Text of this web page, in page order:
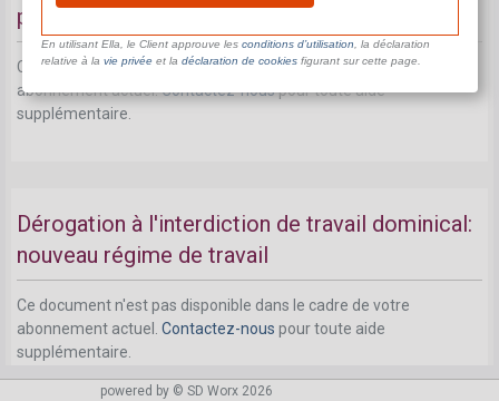
pour les domestiques
Ce document n'est pas disponible dans le cadre de votre
abonnement actuel.Contactez-nouspour toute aide
supplémentaire.
Dérogation à l'interdiction de travail dominical:
nouveau régime de travail
Ce document n'est pas disponible dans le cadre de votre
abonnement actuel. Contactez-nous pour toute aide
supplémentaire.
powered by © SD Worx 2026
En utilisant Ella, le Client approuve les conditions d’utilisation , la déclaration
relative à la vie privéeet la déclaration de cookiesfigurant sur cette page.